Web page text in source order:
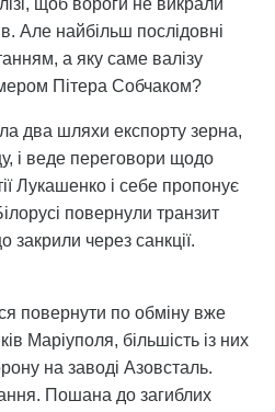
щоб вороги не викрали
Але найбільш послідовні
а яку саме валізу
Пітера Собчаком?
два шляхи експорту зерна,
і веде переговори щодо
Лукашенко і себе пропонує
повернули транзит
закрили через санкції.
повернути по обміну вже
Маріуполя, більшість із них
на заводі Азовсталь.
Пошана до загиблих